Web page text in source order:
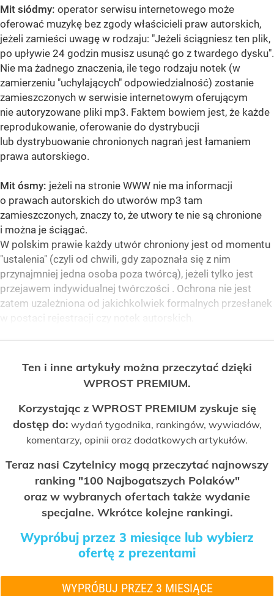
Mit siódmy: operator serwisu internetowego może
oferować muzykę bez zgody właścicieli praw autorskich,
jeżeli zamieści uwagę w rodzaju: "Jeżeli ściągniesz ten plik,
po upływie 24 godzin musisz usunąć go z twardego dysku".
Nie ma żadnego znaczenia, ile tego rodzaju notek (w
zamierzeniu "uchylających" odpowiedzialność) zostanie
zamieszczonych w serwisie internetowym oferującym
nie autoryzowane pliki mp3. Faktem bowiem jest, że każde
reprodukowanie, oferowanie do dystrybucji
lub dystrybuowanie chronionych nagrań jest łamaniem
prawa autorskiego.
Mit ósmy: jeżeli na stronie WWW nie ma informacji
o prawach autorskich do utworów mp3 tam
zamieszczonych, znaczy to, że utwory te nie są chronione
i można je ściągać.
W polskim prawie każdy utwór chroniony jest od momentu
"ustalenia" (czyli od chwili, gdy zapoznała się z nim
przynajmniej jedna osoba poza twórcą), jeżeli tylko jest
przejawem indywidualnej twórczości . Ochrona nie jest
zatem uzależniona od jakichkolwiek formalnych przesłanek
w postaci rejestracji czy notek autorskich.
Ten i inne artykuły można przeczytać dzięki
WPROST PREMIUM.
Korzystając z WPROST PREMIUM zyskuje się
dostęp do: wydań tygodnika, rankingów, wywiadów,
komentarzy, opinii oraz dodatkowych artykułów.
Teraz nasi Czytelnicy mogą przeczytać najnowszy
ranking "100 Najbogatszych Polaków"
oraz w wybranych ofertach także wydanie
specjalne. Wkrótce kolejne rankingi.
Wypróbuj przez 3 miesiące lub wybierz
ofertę z prezentami
WYPRÓBUJ PRZEZ 3 MIESIĄCE